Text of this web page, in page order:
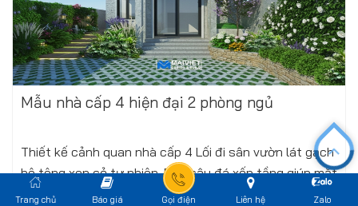
Mẫu nhà cấp 4 hiện đại 2 phòng ngủ
Thiết kế cảnh quan nhà cấp 4 Lối đi sân vườn lát gạch
bê tông xen cỏ tự nhiên. Bồn cây đá xếp tầng giúp mặt
tiền sinh động và sang trọng. Phòng khách nhà cấp
Trang chủ Báo giá Gọi điện Liên hệ Zalo